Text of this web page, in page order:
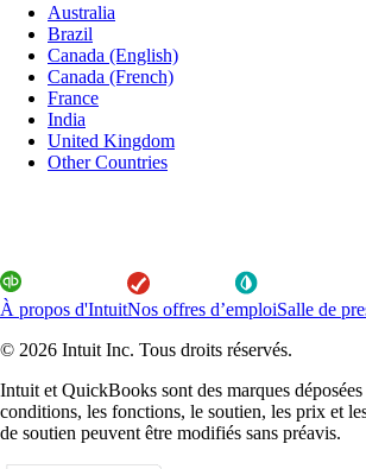
Australia
Brazil
Canada (English)
Canada (French)
France
India
United Kingdom
Other Countries
À propos d'IntuitNos offres d’emploiSalle de
© 2026 Intuit Inc. Tous droits réservés.
Intuit et QuickBooks sont des marques
conditions, les fonctions, le soutien, les prix et
de soutien peuvent être modifiés sans préavis.